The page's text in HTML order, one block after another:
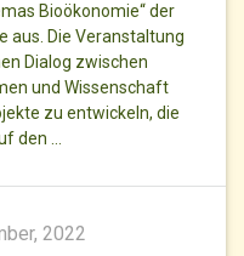
Bioökonomie“ der
aus. Die Veranstaltung
Dialog zwischen
und Wissenschaft
zu entwickeln, die
den …
2022